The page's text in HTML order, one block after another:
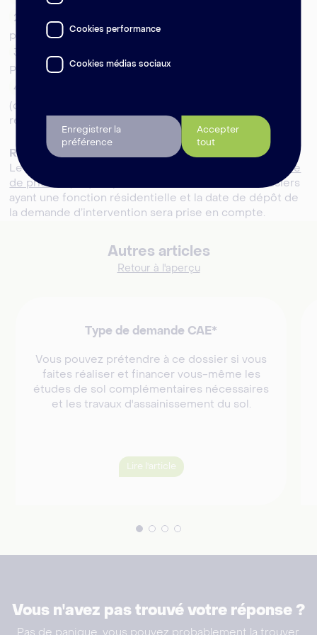
Soumission des factures et des preuves de
paiement par le demandeur
Évaluation de la demande de remboursement par
Promaz
(durée : fonction du nombre de dossiers et des
ressources disponibles)
Remboursements prioritaires
Le remboursement effectif sera effectué selon
I'indice
de priorité (PIP)
. La priorité sera accordée aux dossiers
ayant une fonction résidentielle et la date de dépôt de
la demande d’intervention sera prise en compte.
Autres articles
Retour à l'aperçu
Type de demande CAE*
Vous pouvez prétendre à ce dossier si vous
faites réaliser et financer vous-même les
études de sol complémentaires nécessaires
et les travaux d'assainissement du sol.
Lire l'article
Vous n'avez pas trouvé votre réponse ?
Pas de panique, vous pouvez probablement la trouver
Cookies performance
Cookies médias sociaux
Enregistrer la
préférence
Accepter
tout